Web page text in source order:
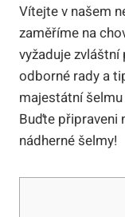
Vítejte v našem
zaměříme na
vyžaduje
odborné rady a
majestátní
Buďte připraveni
nádherné šelmy!